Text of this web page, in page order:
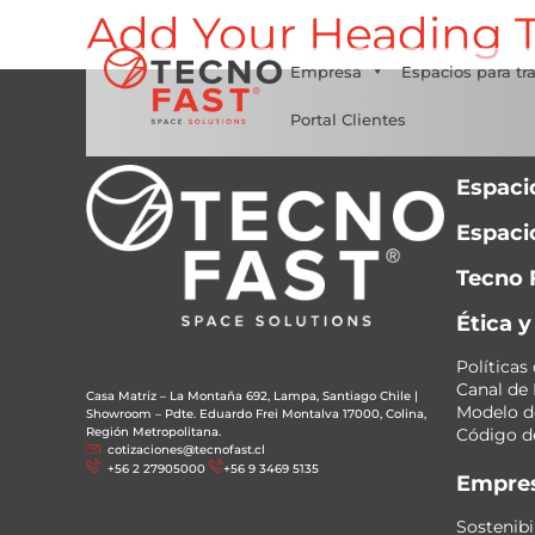
Síguenos
Empresa Espacios para
Portal Clientes
Add Your Heading
Casa Matriz – La Montaña 692, Lampa, Santiago Chile |
Showroom – Pdte. Eduardo Frei Montalva 17000, Colina,
Región Metropolitana.
cotizaciones@tecnofast.cl
+56 2 27905000
+56 9 3469 5135
Tecno
Ética
Políticas
Canal de
Modelo
Código